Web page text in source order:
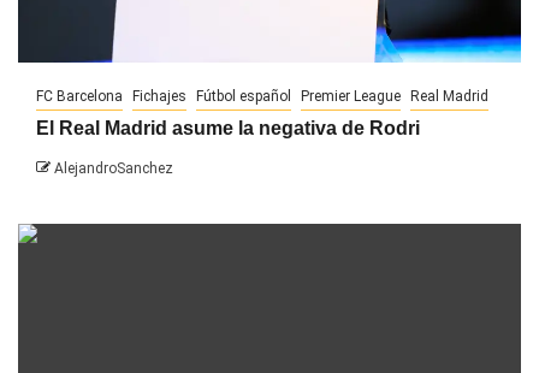
FC Barcelona Fichajes Fútbol español Premier League Real Madrid
El Real Madrid asume la negativa de Rodri
AlejandroSanchez